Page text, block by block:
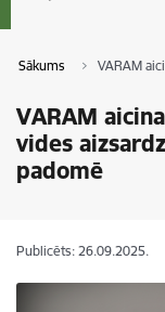
Sākums VARAM
VARAM
vides
padomē
Publicēts: 26.09.2025.